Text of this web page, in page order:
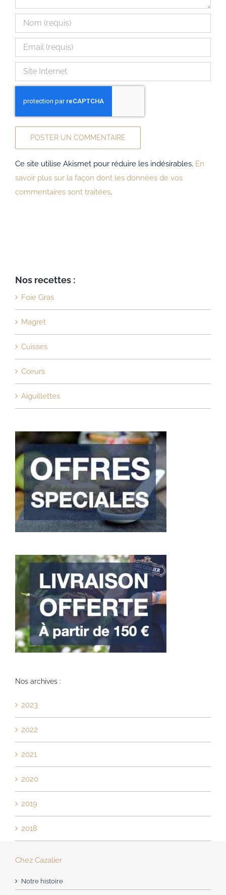
Ce site utilise Akismet pour réduire les indésirables. En
savoir plus sur la façon dont les données de vos
commentaires sont traitées.
Nos recettes :
Foie Gras
Magret
Cuisses
Cœurs
Aiguillettes
Nos archives :
2023
2022
2021
2020
2019
2018
Chez Cazalier
Notre histoire